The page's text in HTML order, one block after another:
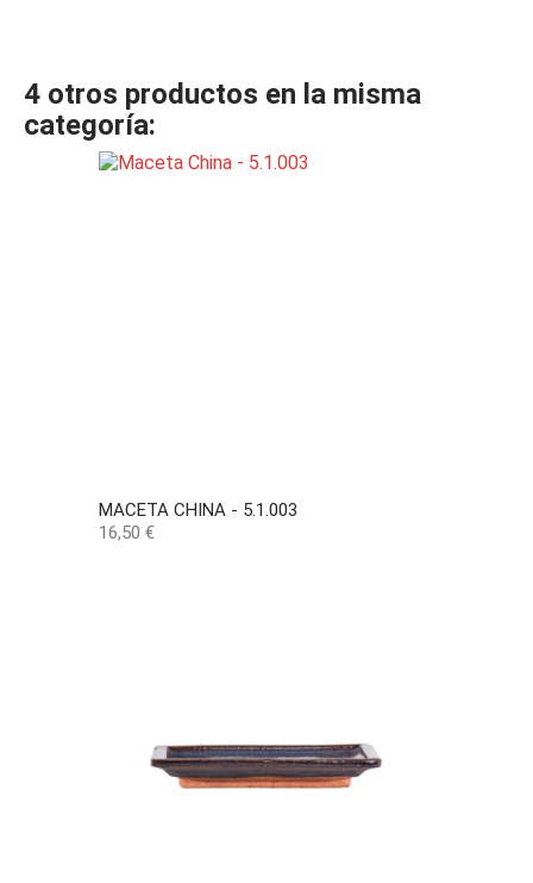
4 otros productos en la misma
categoría:
MACETA CHINA - 5.1.003
Precio
16,50 €